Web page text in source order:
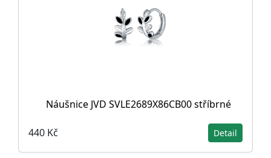
Náušnice JVD SVLE2689X86CB00 stříbrné
440 Kč Detail